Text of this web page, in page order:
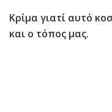
Κρίμα γιατί αυτό
και ο τόπος μας.